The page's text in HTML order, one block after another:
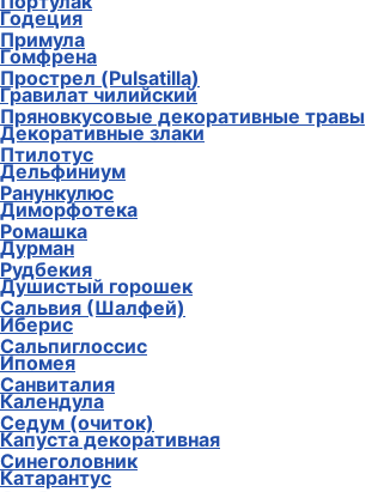
Примула
Прострел (Pulsatilla)
Пряновкусовые декоративные травы
Птилотус
Ранункулюс
Ромашка
Рудбекия
Сальвия (Шалфей)
Сальпиглоссис
Санвиталия
Седум (очиток)
Синеголовник
Годеция
Гомфрена
Гравилат чилийский
Декоративные злаки
Дельфиниум
Диморфотека
Дурман
Душистый горошек
Иберис
Ипомея
Календула
Капуста декоративная
Катарантус